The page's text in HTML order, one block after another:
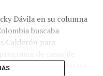
Dávila en su columna
buscaba
Calderón para
ganaba los concursos